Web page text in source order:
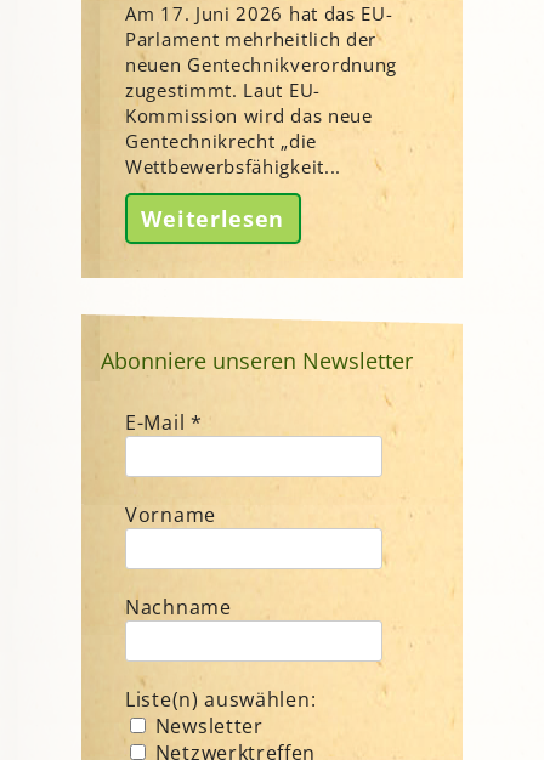
Am 17. Juni 2026 hat das EU-
Parlament mehrheitlich der
neuen Gentechnikverordnung
zugestimmt. Laut EU-
Kommission wird das neue
Gentechnikrecht „die
Wettbewerbsfähigkeit...
Weiterlesen
Abonniere unseren Newsletter
E-Mail *
Vorname
Nachname
Liste(n) auswählen:
Newsletter
Netzwerktreffen